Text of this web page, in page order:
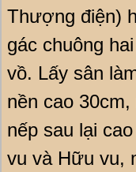
Thượng điện)
gác chuông
vồ. Lấy sân
nền cao
nếp sau lại
vu và Hữu vu,